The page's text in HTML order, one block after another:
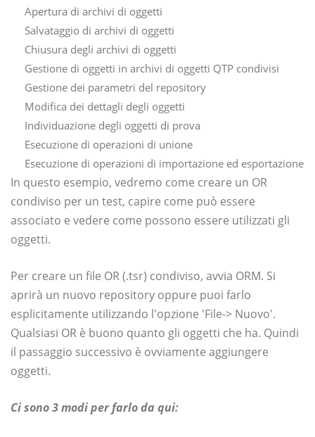
Apertura di archivi di oggetti
Salvataggio di archivi di oggetti
Chiusura degli archivi di oggetti
Gestione di oggetti in archivi di oggetti QTP condivisi
Gestione dei parametri del repository
Modifica dei dettagli degli oggetti
Individuazione degli oggetti di prova
Esecuzione di operazioni di unione
Esecuzione di operazioni di importazione ed esportazione
In questo esempio, vedremo come creare un OR
condiviso per un test, capire come può essere
associato e vedere come possono essere utilizzati gli
oggetti.
Per creare un file OR (.tsr) condiviso, avvia ORM. Si
aprirà un nuovo repository oppure puoi farlo
esplicitamente utilizzando l'opzione 'File-> Nuovo'.
Qualsiasi OR è buono quanto gli oggetti che ha. Quindi
il passaggio successivo è ovviamente aggiungere
oggetti.
Ci sono 3 modi per farlo da qui: